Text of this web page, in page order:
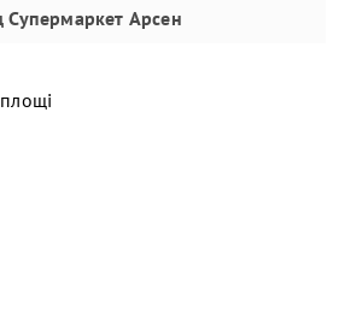
Супермаркет Арсен
площі